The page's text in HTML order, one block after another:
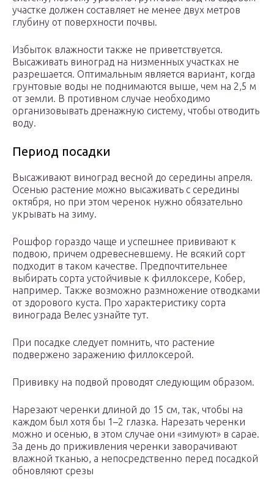
участке должен составляет не менее двух метров
глубину от поверхности почвы.
Избыток влажности также не приветствуется.
Высаживать виноград на низменных участках не
разрешается. Оптимальным является вариант, когда
грунтовые воды не поднимаются выше, чем на 2,5 м
от земли. В противном случае необходимо
организовывать дренажную систему, чтобы отводить
воду.
Период посадки
Высаживают виноград весной до середины апреля.
Осенью растение можно высаживать с середины
октября, но при этом черенок нужно обязательно
укрывать на зиму.
Рошфор гораздо чаще и успешнее прививают к
подвою, причем одревесневшему. Не всякий сорт
подходит в таком качестве. Предпочтительнее
выбирать сорта устойчивые к филлоксере, Кобер,
например. Также возможно размножение отводками
от здорового куста. Про характеристику сорта
винограда Велес узнайте тут.
При посадке следует помнить, что растение
подвержено заражению филлоксерой.
Прививку на подвой проводят следующим образом.
Нарезают черенки длиной до 15 см, так, чтобы на
каждом был хотя бы 1–2 глазка. Нарезать черенки
можно и осенью, в этом случае они «зимуют» в сарае.
За день до приживления черенки заворачивают
влажной тканью, а непосредственно перед посадкой
обновляют срезы